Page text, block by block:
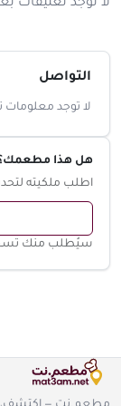
لا توجد تعليقات
التواصل
لا توجد معلومات
هل هذا
اطلب ملكيته
سيُطلب منك